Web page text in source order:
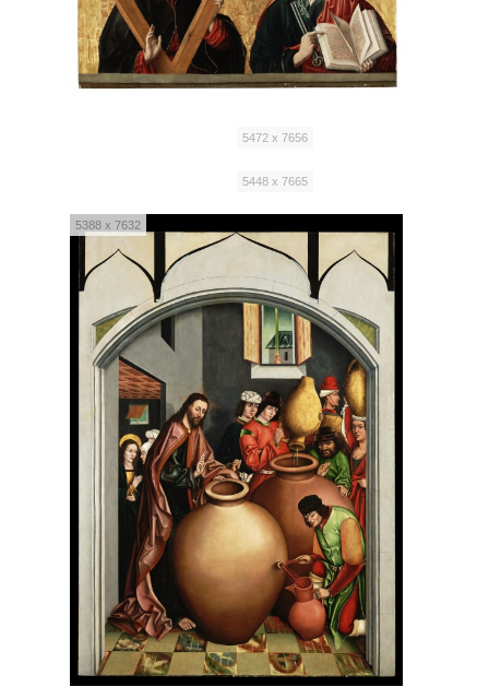
5472 x 7656
5448 x 7665
5388 x 7632